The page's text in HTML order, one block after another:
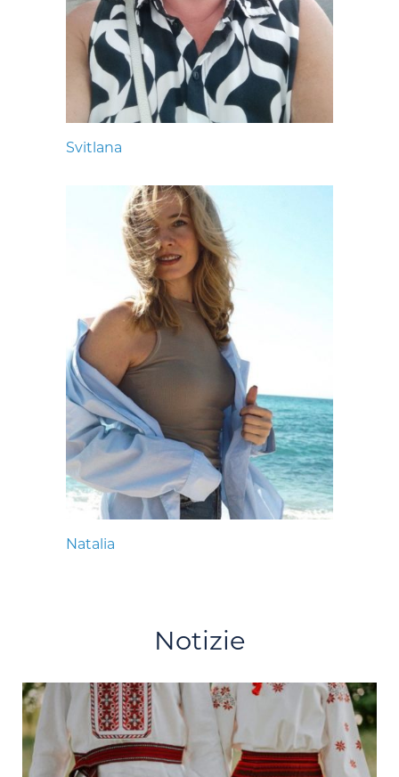
Svitlana
Natalia
Notizie